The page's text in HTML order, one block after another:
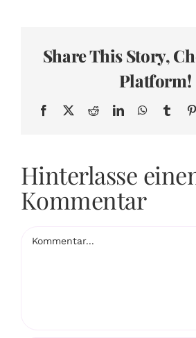
Share This Story,
Platform!
Facebook
X RedditLinkedInWhatsApp
Hinterlasse
Kommentar
Kommentar